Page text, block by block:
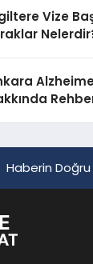
Vize
Haberin